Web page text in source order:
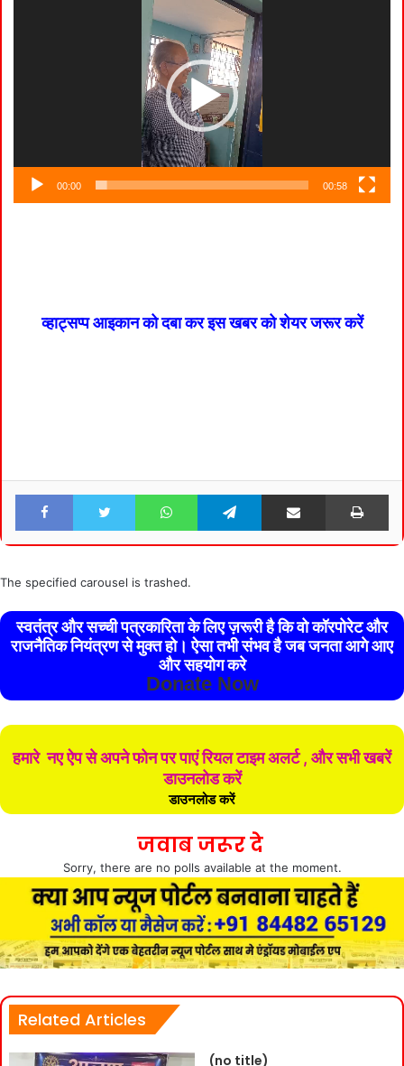
00:00 00:58
व्हाट्सप्प आइकान को दबा कर इस खबर को शेयर जरूर करें
Facebook Twitter WhatsApp Telegram Share via Email
The specified carousel is trashed.
स्वतंत्र और सच्ची पत्रकारिता के लिए ज़रूरी है कि वो कॉरपोरेट और
राजनैतिक नियंत्रण से मुक्त हो। ऐसा तभी संभव है जब जनता आगे आए
और सहयोग करे
Donate Now
हमारे नए ऐप से अपने फोन पर पाएं रियल टाइम अलर्ट , और सभी खबरें
डाउनलोड करें
डाउनलोड करें
जवाब जरूर दे
Sorry, there are no polls available at the moment.
Related Articles
(no title)